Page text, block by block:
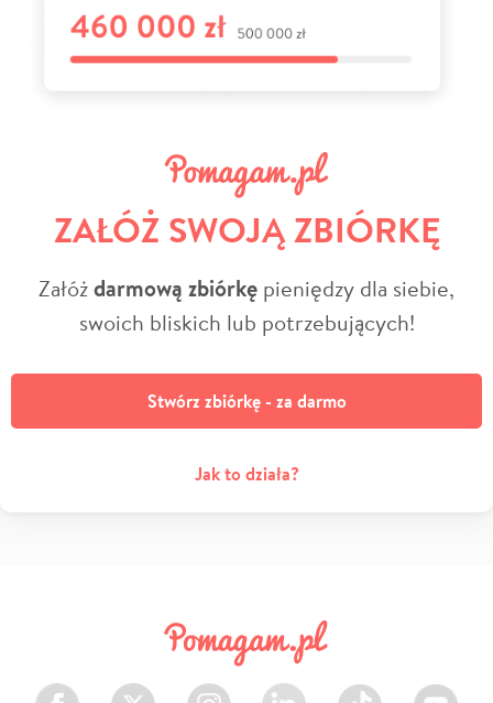
ZAŁÓŻ SWOJĄ ZBIÓRKĘ
Załóżdarmową zbiórkę pieniędzy dla siebie,
swoich bliskich lub potrzebujących!
Stwórz zbiórkę - za darmo
Jak to działa?
Facebook Twitter Instagram LinkedIn TikTok Youtube